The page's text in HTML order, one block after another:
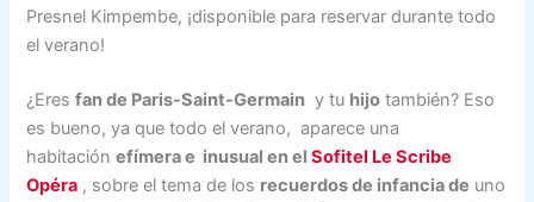
Presnel Kimpembe, ¡disponible para reservar durante todo
el verano!
¿Eresfan de Paris-Saint-Germain y tu hijo también? Eso
es bueno, ya que todo el verano, aparece una
habitaciónefímera e inusual en elSofitel Le Scribe
Opéra , sobre el tema de los recuerdos de infancia de uno